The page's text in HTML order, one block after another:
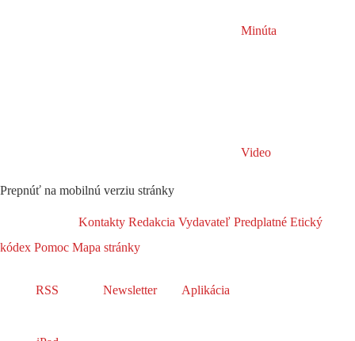
Minúta
Video
Prepnúť na mobilnú verziu stránky
Kontakty Redakcia Vydavateľ Predplatné Etický
kódex Pomoc Mapa stránky
RSS Newsletter Aplikácia